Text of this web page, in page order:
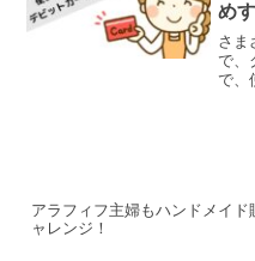
め
さま
で、
で、
アラフィフ主婦もハンドメイド
ャレンジ！